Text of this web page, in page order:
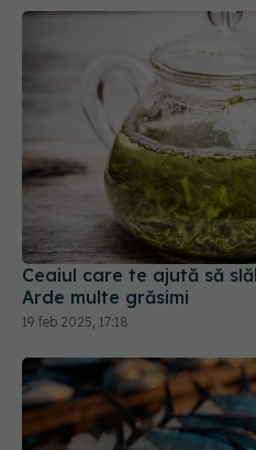
Ceaiul care te ajută să
Arde multe grăsimi
19 feb 2025, 17:18